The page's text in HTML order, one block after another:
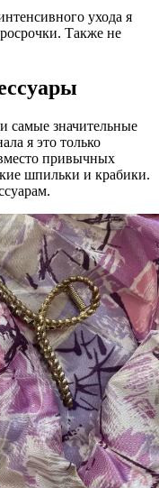
ухода я
Также не
самые значительные
я это только
привычных
шпильки и крабики.